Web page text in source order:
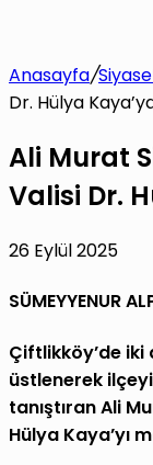
Anasayfa/
Dr. Hülya
Ali Murat
Valisi Dr.
26 Eylül 2025
SÜMEYYENUR
Çiftlikköy’de iki
üstlenerek
tanıştıran Ali
Hülya Kaya’yı